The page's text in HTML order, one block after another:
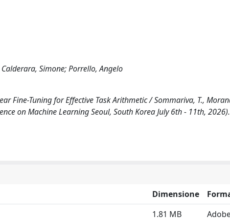
Simone; Porrello, Angelo
Fine-Tuning for Effective Task Arithmetic / Sommariva, T.,
on Machine Learning Seoul, South Korea July 6th - 11th, 2026).
Dimensione
1.81 MB